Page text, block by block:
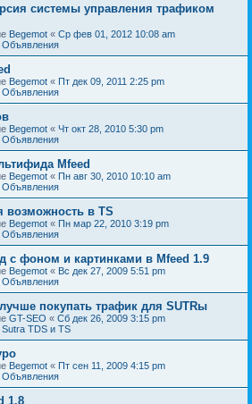
системы управления трафиком
Begemot « Ср фев 01, 2012 10:08 am
Объявления
Begemot « Пт дек 09, 2011 2:25 pm
Объявления
Begemot « Чт окт 28, 2010 5:30 pm
Объявления
Mfeed
Begemot « Пн авг 30, 2010 10:10 am
Объявления
возможность в TS
Begemot « Пн мар 22, 2010 3:19 pm
Объявления
с фоном и картинками в Mfeed 1.9
Begemot « Вс дек 27, 2009 5:51 pm
Объявления
лучше покупать трафик для SUTRы
GT-SEO « Сб дек 26, 2009 3:15 pm
Sutra TDS и TS
Begemot « Пт сен 11, 2009 4:15 pm
Объявления
1.8